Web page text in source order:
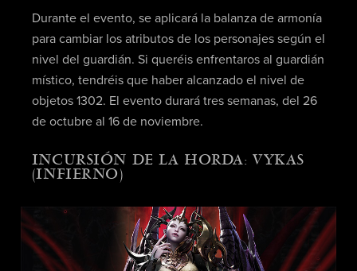
Durante el evento, se aplicará la balanza de armonía
para cambiar los atributos de los personajes según el
nivel del guardián. Si queréis enfrentaros al guardián
místico, tendréis que haber alcanzado el nivel de
objetos 1302. El evento durará tres semanas, del 26
de octubre al 16 de noviembre.
INCURSIÓN DE LA HORDA: VYKAS
(INFIERNO)